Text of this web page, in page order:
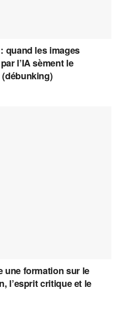
quand les images
l’IA sèment le
une formation sur le
l’esprit critique et le